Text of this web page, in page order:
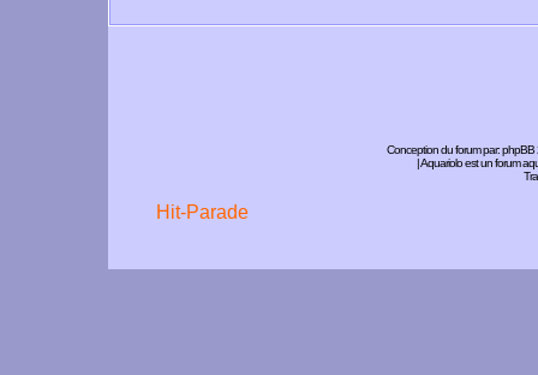
Conception du forum par:phpBB
| Aquariolo est un forum